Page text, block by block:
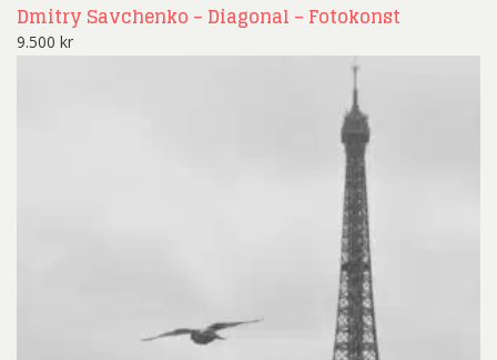
Dmitry Savchenko – Diagonal – Fotokonst
9.500 kr